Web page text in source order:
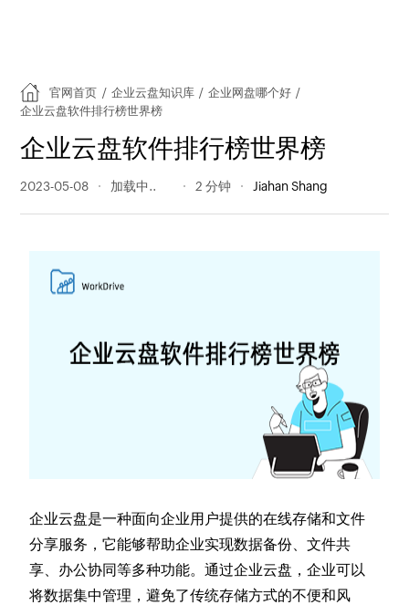
官网首页 / 企业云盘知识库 / 企业网盘哪个好 /
企业云盘软件排行榜世界榜
企业云盘软件排行榜世界榜
2023-05-08 243 阅读量 2 分钟 Jiahan Shang
企业云盘是一种面向企业用户提供的在线存储和文件
分享服务，它能够帮助企业实现数据备份、文件共
享、办公协同等多种功能。通过企业云盘，企业可以
将数据集中管理，避免了传统存储方式的不便和风